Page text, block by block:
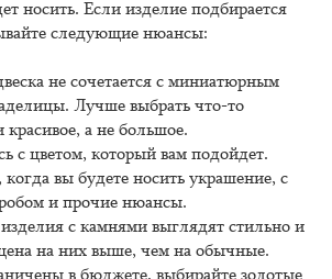
носить. Если изделие подбирается
следующие нюансы:
не сочетается с миниатюрным
Лучше выбрать что-то
красивое, а не большое.
с цветом, который вам подойдет.
вы будете носить украшение, с
и прочие нюансы.
с камнями выглядят стильно и
на них выше, чем на обычные.